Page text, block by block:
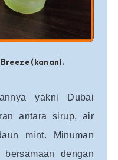
(kanan).
yakni Dubai
antara sirup, air
mint. Minuman
dengan